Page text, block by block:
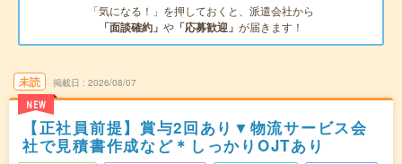
「気になる！」を押しておくと、派遣会社から
「面談確約」 や 「応募歓迎」 が届きます！
未読
NEW
掲載日 2026/08/07
【正社員前提】賞与2回あり▼物流サービス会
社で見積書作成など＊しっかりOJTあり